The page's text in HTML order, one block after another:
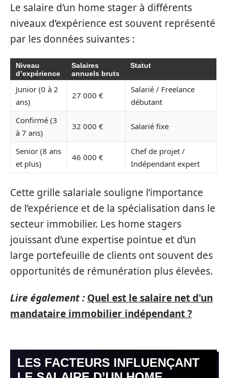
Le salaire d’un home stager à différents
niveaux d’expérience est souvent représenté
par les données suivantes :
Niveau
d’expérience
Salaires
annuels bruts
Statut
Junior (0 à 2
ans)
27 000 €
Salarié / Freelance
débutant
Confirmé (3
à 7 ans)
32 000 € Salarié fixe
Senior (8 ans
et plus)
46 000 €
Chef de projet /
Indépendant expert
Cette grille salariale souligne l’importance
de l’expérience et de la spécialisation dans le
secteur immobilier. Les home stagers
jouissant d’une expertise pointue et d’un
large portefeuille de clients ont souvent des
opportunités de rémunération plus élevées.
Lire également : Quel est le salaire net d'un
mandataire immobilier indépendant ?
LES FACTEURS INFLUENÇANT